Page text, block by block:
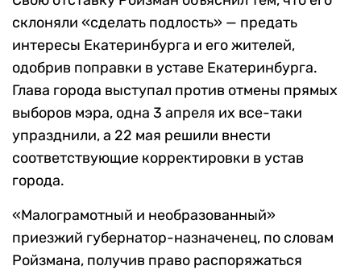
склоняли «сделать подлость» — предать
интересы Екатеринбурга и его жителей,
одобрив поправки в уставе Екатеринбурга.
Глава города выступал против отмены прямых
выборов мэра, одна 3 апреля их все-таки
упразднили, а 22 мая решили внести
соответствующие корректировки в устав
города.
«Малограмотный и необразованный»
приезжий губернатор-назначенец, по словам
Ройзмана, получив право распоряжаться